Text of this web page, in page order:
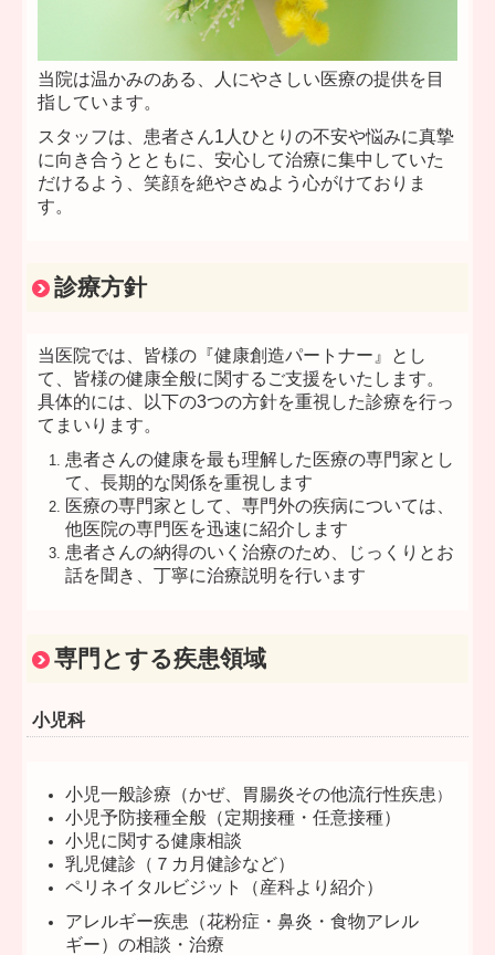
当院は温かみのある、人にやさしい医療の提供を目
指しています。
スタッフは、患者さん1人ひとりの不安や悩みに真摯
に向き合うとともに、安心して治療に集中していた
だけるよう、笑顔を絶やさぬよう心がけておりま
す。
診療方針
当医院では、皆様の『健康創造パートナー』とし
て、皆様の健康全般に関するご支援をいたします。
具体的には、以下の3つの方針を重視した診療を行っ
てまいります。
患者さんの健康を最も理解した医療の専門家とし
て、長期的な関係を重視します
医療の専門家として、専門外の疾病については、
他医院の専門医を迅速に紹介します
患者さんの納得のいく治療のため、じっくりとお
話を聞き、丁寧に治療説明を行います
専門とする疾患領域
小児科
小児一般診療（かぜ、胃腸炎その他流行性疾患 ）
小児予防接種全般（定期接種・任意接種）
小児に関する健康相談
乳児健診（７カ月健診など）
ペリネイタルビジット（産科より紹介）
アレルギー疾患（花粉症・鼻炎・食物アレル
ギー）の相談・治療